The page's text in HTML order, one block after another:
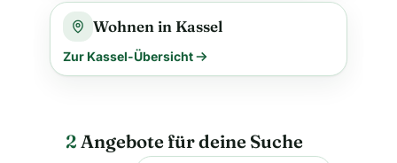
Wohnen in Kassel
Zur Kassel-Übersicht
2 Angebote für deine Suche